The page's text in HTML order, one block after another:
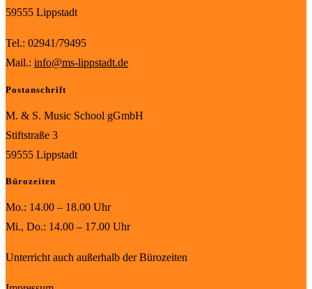
59555 Lippstadt
Tel.: 02941/79495
Mail.: info@ms-lippstadt.de
Postanschrift
M. & S. Music School gGmbH
Stiftstraße 3
59555 Lippstadt
Bürozeiten
Mo.: 14.00 – 18.00 Uhr
Mi., Do.: 14.00 – 17.00 Uhr
Unterricht auch außerhalb der Bürozeiten